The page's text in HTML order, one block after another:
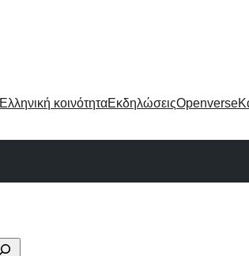
Ελληνική κοινότηταΕκδηλώσειςOpenverse